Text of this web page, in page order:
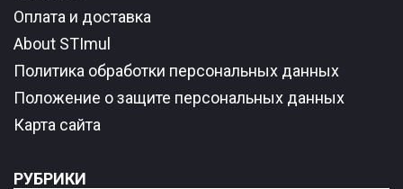
Оплата и доставка
About STImul
Политика обработки персональных данных
Положение о защите персональных данных
Карта сайта
РУБРИКИ